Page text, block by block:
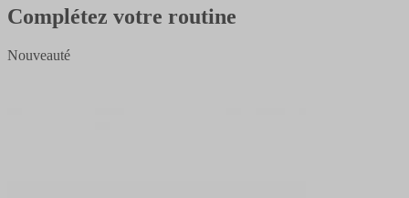
Complétez votre routine
Nouveauté